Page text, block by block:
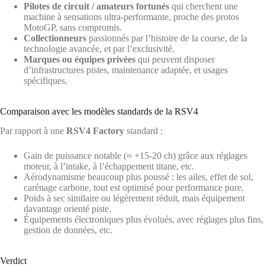
Pilotes de circuit / amateurs fortunés qui cherchent une
machine à sensations ultra-performante, proche des protos
MotoGP, sans compromis.
Collectionneurs passionnés par l’histoire de la course, de la
technologie avancée, et par l’exclusivité.
Marques ou équipes privées qui peuvent disposer
d’infrastructures pistes, maintenance adaptée, et usages
spécifiques.
Comparaison avec les modèles standards de la RSV4
Par rapport à une RSV4 Factory standard :
Gain de puissance notable (≈ +15-20 ch) grâce aux réglages
moteur, à l’intake, à l’échappement titane, etc.
Aérodynamisme beaucoup plus poussé : les ailes, effet de sol,
carénage carbone, tout est optimisé pour performance pure.
Poids à sec similaire ou légèrement réduit, mais équipement
davantage orienté piste.
Équipements électroniques plus évolués, avec réglages plus fins,
gestion de données, etc.
Verdict